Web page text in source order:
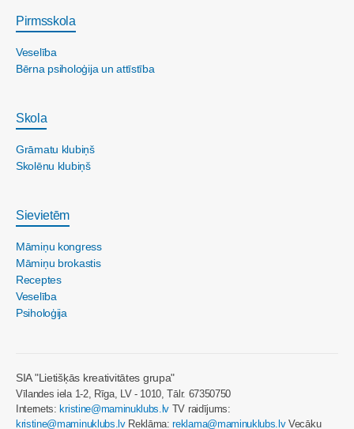
Pirmsskola
Veselība
Bērna psiholoģija un attīstība
Skola
Grāmatu klubiņš
Skolēnu klubiņš
Sievietēm
Māmiņu kongress
Māmiņu brokastis
Receptes
Veselība
Psiholoģija
SIA "Lietišķās kreativitātes grupa"
Vīlandes iela 1-2, Rīga, LV - 1010, Tālr. 67350750
Internets: kristine@maminuklubs.lv TV raidījums:
kristine@maminuklubs.lvReklāma:reklama@maminuklubs.lvVecāku